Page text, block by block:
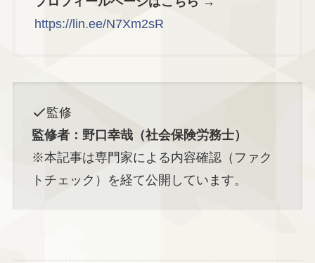
https://lin.ee/N7Xm2sR
監修
監修者：野口幸哉（社会保険労務士）
※本記事は専門家による内容確認（ファク
トチェック）を経て公開しています。